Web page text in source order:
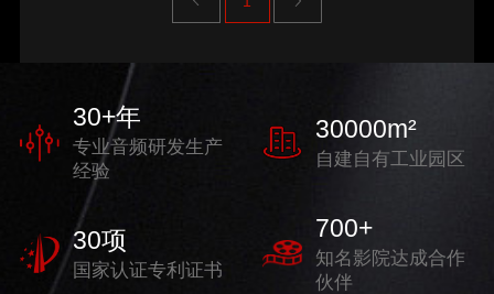
30+年
专业音频研发生产
经验
30000m²
自建自有工业园区
30项
国家认证专利证书
700+
知名影院达成合作
伙伴